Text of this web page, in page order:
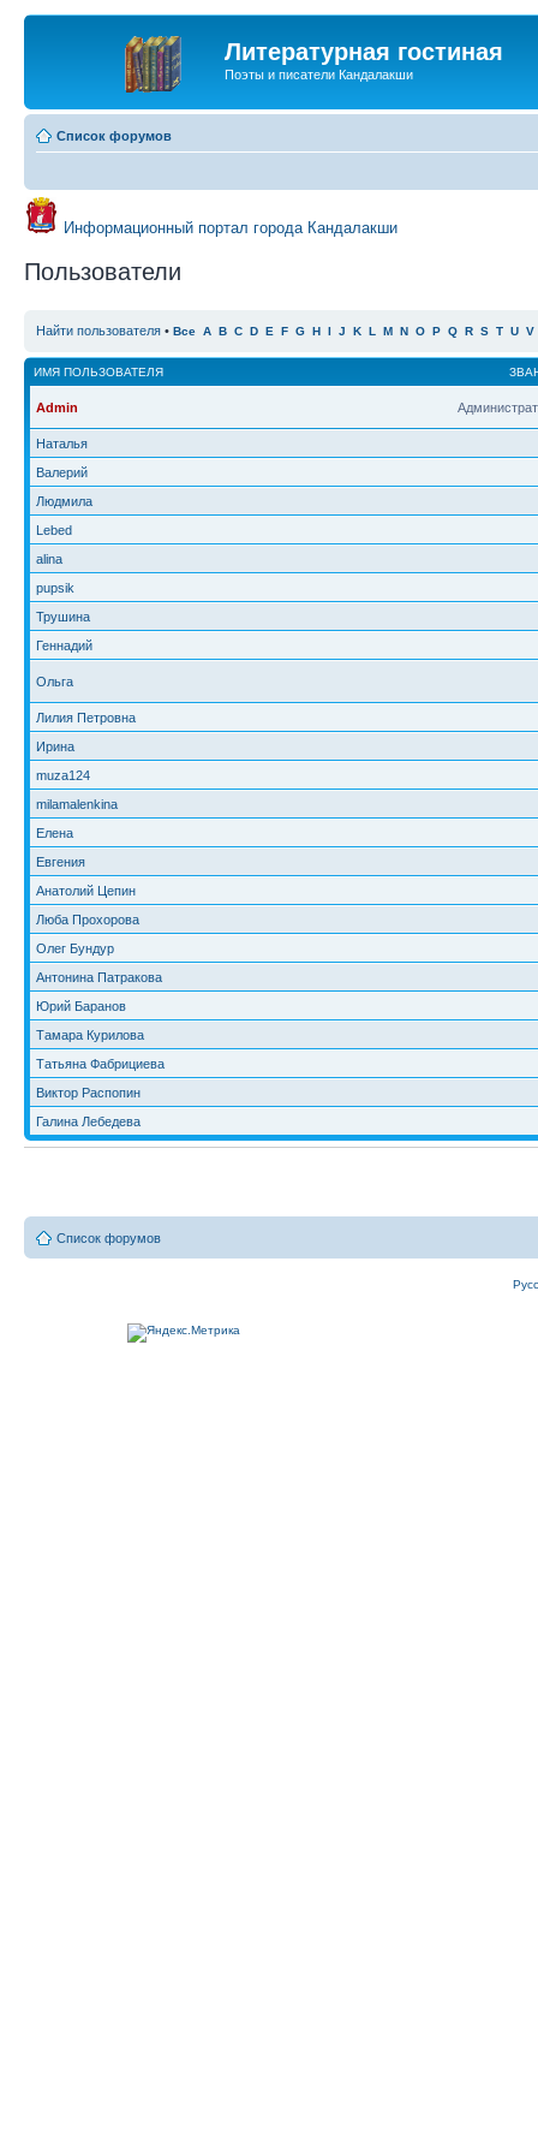
Литературная гостиная
Поэты и писатели Кандалакши
Список форумов
Информационный портал города Кандалакши
Пользователи
Найти пользователя • Все A B C D E F G H I J K L M N O P Q R S T U V
ИМЯ ПОЛЬЗОВАТЕЛЯ
Admin
Наталья
Валерий
Людмила
Lebed
alina
pupsik
Трушина
Геннадий
Ольга
Лилия Петровна
Ирина
muza124
milamalenkina
Елена
Евгения
Анатолий Цепин
Люба Прохорова
Олег Бундур
Антонина Патракова
Юрий Баранов
Тамара Курилова
Татьяна Фабрициева
Виктор Распопин
Галина Лебедева
Список форумов